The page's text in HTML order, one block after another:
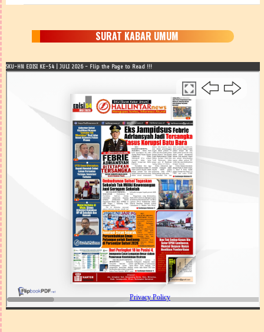
SURAT KABAR UMUM
SKU-HN EDISI KE-54 | JULI 2026 - Flip the Page to Read !!!